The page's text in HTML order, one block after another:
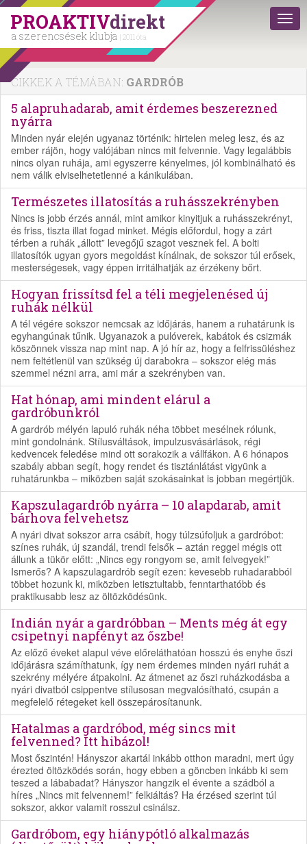
PROAKTIVdirekt
a szerencsések klubja | 2011 óta
CIKKEK A TÉMÁBAN: GARDRÓB
5 alapruhadarab, amit érdemes beszerezned
nyárra
Minden nyár elején ugyanaz történik: hirtelen meleg lesz, és az
ember rájön, hogy valójában nincs mit felvennie. Vagy legalábbis
nincs olyan ruhája, ami egyszerre kényelmes, jól kombinálható és
nem válik elviselhetetlenné a kánikulában.
Természetes illatosítás a ruhásszekrényben
Nincs is jobb érzés annál, mint amikor kinyitjuk a ruhásszekrényt,
és friss, tiszta illat fogad minket. Mégis előfordul, hogy a zárt
térben a ruhák „állott” levegőjű szagot vesznek fel. A bolti
illatosítók ugyan gyors megoldást kínálnak, de sokszor túl erősek,
mesterségesek, vagy éppen irritálhatják az érzékeny bőrt.
Hogyan frissítsd fel a téli megjelenésed új
ruhák nélkül
A tél végére sokszor nemcsak az időjárás, hanem a ruhatárunk is
egyhangúnak tűnik. Ugyanazok a pulóverek, kabátok és csizmák
köszönnek vissza nap mint nap. A jó hír az, hogy a felfrissüléshez
nem feltétlenül van szükség új darabokra – sokszor elég más
szemmel nézni arra, ami már a szekrényben van.
Hat hónap, ami mindent elárul a
gardróbunkról
A gardrób mélyén lapuló ruhák néha többet mesélnek rólunk,
mint gondolnánk. Stílusváltások, impulzusvásárlások, régi
kedvencek feledése mind ott sorakozik a vállfákon. A 6 hónapos
szabály abban segít, hogy rendet és tisztánlátást vigyünk a
ruhatárunkba – miközben saját szokásainkat is jobban megértjük.
Kapszulagardrób nyárra – 10 alapdarab, amit
bárhova felvehetsz
A nyári divat sokszor arra csábít, hogy túlzsúfoljuk a gardróbot:
színes ruhák, új szandál, trendi felsők – aztán reggel mégis ott
állunk a tükör előtt: „Nincs egy rongyom se, amit felvegyek!”
Ismerős? A kapszulagardrób segít ezen: kevesebb ruhadarabból
többet hozunk ki, miközben letisztultabb, fenntarthatóbb és
praktikusabb lesz az öltözködésünk.
Indián nyár a gardróbban – Ments még át egy
csipetnyi napfényt az őszbe!
Az előző éveket alapul véve előreláthatóan hosszú és enyhe őszi
időjárásra számíthatunk, így nem érdemes minden nyári ruhát a
szekrény mélyére átpakolni. Az átmenet az őszi ruházkodásba a
nyári divatból csippentve stílusosan megvalósítható, csupán a
megfelelő rétegeket kell összepárosítanunk.
Hatalmas a gardróbod, még sincs mit
felvenned? Itt hibázol!
Most őszintén! Hányszor akartál inkább otthon maradni, mert úgy
érezted öltözködés során, hogy ebben a göncben inkább ki sem
teszed a lábabadat? Hányszor hangzik el évente a szádból a
híres „Nincs mit felvennem!” felkiáltás? Ha érzésed szerint túl
sokszor, akkor valamit rosszul csinálsz.
Gardróbom, egy hiánypótló alkalmazás